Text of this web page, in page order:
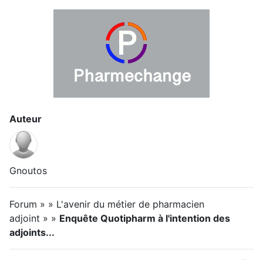
Auteur
Gnoutos
Forum » » L'avenir du métier de pharmacien
adjoint » » Enquête Quotipharm à l'intention des
adjoints...